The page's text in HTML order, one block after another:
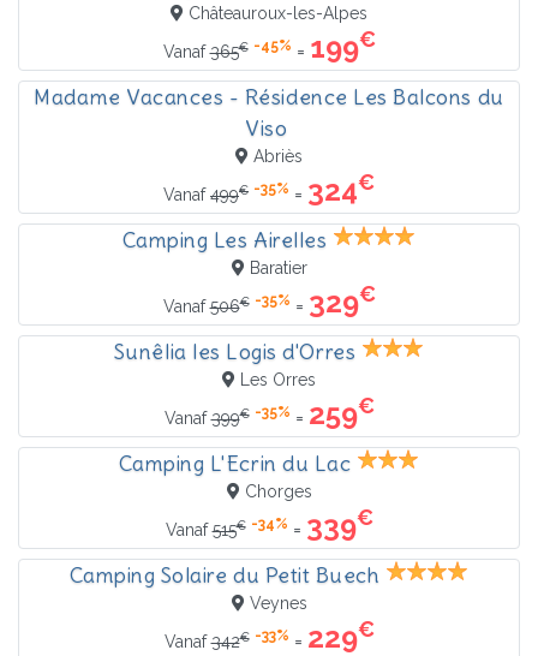
Châteauroux-les-Alpes
Vanaf365€ -45% = 199€
Madame Vacances - Résidence Les Balcons du
Viso
Abriès
Vanaf499€ -35% = 324€
Camping Les Airelles
Baratier
Vanaf506€ -35% = 329€
Sunêlia les Logis d'Orres
Les Orres
Vanaf399€ -35% = 259€
Camping L'Ecrin du Lac
Chorges
Vanaf515€ -34% = 339€
Camping Solaire du Petit Buech
Veynes
Vanaf342€ -33% = 229€